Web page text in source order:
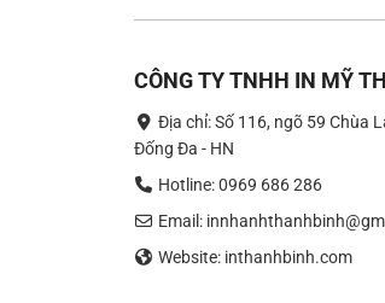
CÔNG TY TNHH IN MỸ
Địa chỉ: Số 116, ngõ 59 Chùa
Đống Đa - HN
Hotline: 0969 686 286
Email:
Website: inthanhbinh.com